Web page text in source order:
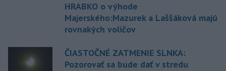
HRABKO o výhode
Majerského:Mazurek a Laššáková majú
rovnakých voličov
ČIASTOČNÉ ZATMENIE SLNKA:
Pozorovať sa bude dať v stredu